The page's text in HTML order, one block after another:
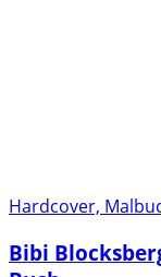
Hardcover,
Bibi